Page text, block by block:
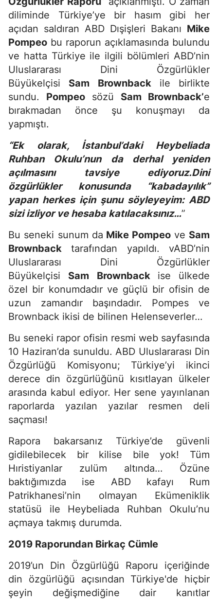
diliminde Türkiye’ye bir hasım gibi her
açıdan saldıran ABD Dışişleri Bakanı Mike
Pompeo bu raporun açıklamasında bulundu
ve hatta Türkiye ile ilgili bölümleri ABD’nin
Uluslararası Dini Özgürlükler
Büyükelçisi Sam Brownbackile birlikte
sundu. Pompeo sözü Sam Brownback’e
bırakmadan önce şu konuşmayı da
yapmıştı.
“Ek olarak, İstanbul’daki Heybeliada
Ruhban Okulu’nun da derhal yeniden
açılmasını tavsiye ediyoruz.Dini
özgürlükler konusunda “kabadayılık”
yapan herkes için şunu söyleyeyim: ABD
sizi izliyor ve hesaba katılacaksınız…”
Bu seneki sunum da Mike Pompeo ve Sam
Brownback tarafından yapıldı. vABD’nin
Uluslararası Dini Özgürlükler
Büyükelçisi Sam Brownback ise ülkede
özel bir konumdadır ve güçlü bir ofisin de
uzun zamandır başındadır. Pompes ve
Brownback ikisi de bilinen Helenseverler…
Bu seneki rapor ofisin resmi web sayfasında
10 Haziran’da sunuldu. ABD Uluslararası Din
Özgürlüğü Komisyonu; Türkiye’yi ikinci
derece din özgürlüğünü kısıtlayan ülkeler
arasında kabul ediyor. Her sene yayınlanan
raporlarda yazılan yazılar resmen deli
saçması!
Rapora bakarsanız Türkiye’de güvenli
gidilebilecek bir kilise bile yok! Tüm
Hıristiyanlar zulüm altında… Özüne
baktığımızda ise ABD kafayı Rum
Patrikhanesi’nin olmayan Ekümeniklik
statüsü ile Heybeliada Ruhban Okulu’nu
açmaya takmış durumda.
2019 Raporundan Birkaç Cümle
2019’un Din Özgürlüğü Raporu içeriğinde
din özgürlüğü açısından Türkiye'de hiçbir
şeyin değişmediğine dair kanıtlar